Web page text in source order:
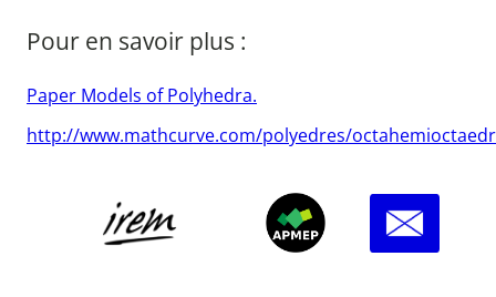
Pour en savoir plus :
Paper Models of Polyhedra.
http://www.mathcurve.com/polyedres/